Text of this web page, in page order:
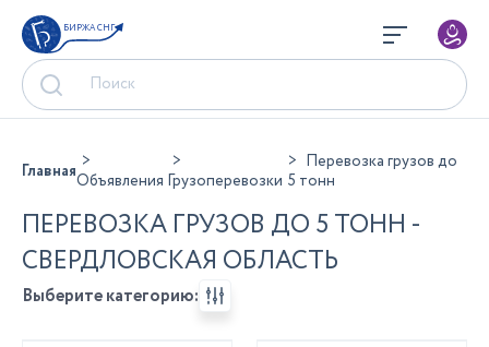
БИРЖА СНГ
ГлавнаяОбъявления Грузоперевозки
Перевозка грузов до
5 тонн
ПЕРЕВОЗКА ГРУЗОВ ДО 5 ТОНН -
СВЕРДЛОВСКАЯ ОБЛАСТЬ
Выберите категорию: